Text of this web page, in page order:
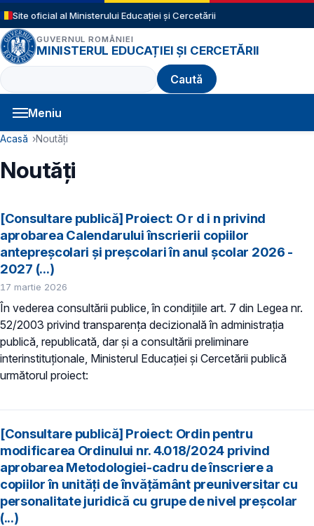
Sari la conținutul principal
Site oficial al Ministerului Educației și Cercetării
GUVERNUL ROMÂNIEI
MINISTERUL EDUCAȚIEI ȘI CERCETĂRII
Caută
Meniu
Navigație principală
Cale de navigare
Acasă Noutăți
Noutăți
[Consultare publică] Proiect: O r d i n privind
aprobarea Calendarului înscrierii copiilor
antepreșcolari și preșcolari în anul școlar 2026 -
2027 (...)
17 martie 2026
În vederea consultării publice, în condiţiile art. 7 din Legea nr.
52/2003 privind transparenţa decizională în administraţia
publică, republicată, dar și a consultării preliminare
interinstituționale, Ministerul Educaţiei și Cercetării publică
următorul proiect:
[Consultare publică] Proiect: Ordin pentru
modificarea Ordinului nr. 4.018/2024 privind
aprobarea Metodologiei-cadru de înscriere a
copiilor în unități de învățământ preuniversitar cu
personalitate juridică cu grupe de nivel preșcolar
(...)